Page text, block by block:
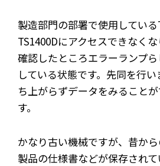
製造部門の部署で使用してい
TS1400Dにアクセスできなく
確認したところエラーランプ
している状態です。先同を行
ち上がらずデータをみること
す。
かなり古い機械ですが、昔か
製品の仕様書などが保存されて